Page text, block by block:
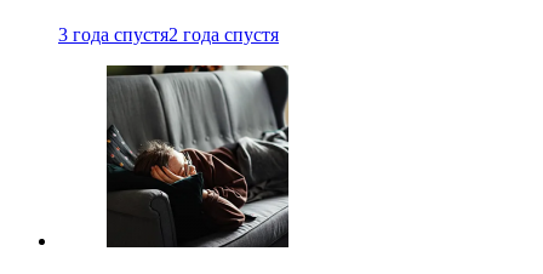
3 года спустя2 года спустя